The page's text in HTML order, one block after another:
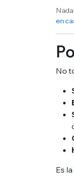
en
No
Es